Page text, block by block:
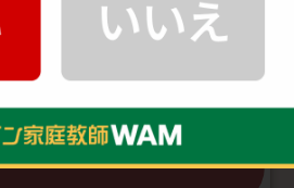
、すごかったところは？